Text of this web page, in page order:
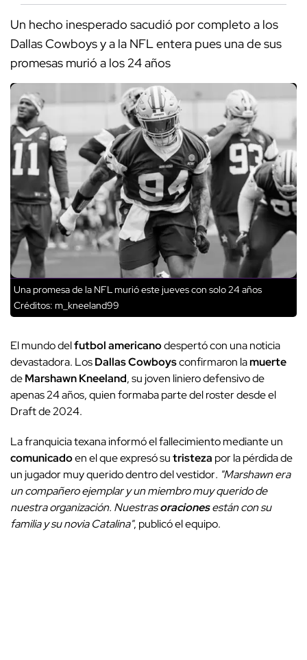
Un hecho inesperado sacudió por completo a los
Dallas Cowboys y a la NFL entera pues una de sus
promesas murió a los 24 años
Una promesa de la NFL murió este jueves con solo 24 años
Créditos: m_kneeland99
El mundo delfutbol americanodespertó con una noticia
devastadora. LosDallas Cowboysconfirmaron lamuerte
deMarshawn Kneeland, su joven liniero defensivo de
apenas 24 años, quien formaba parte del roster desde el
Draft de 2024.
La franquicia texana informó el fallecimiento mediante un
comunicadoen el que expresó sutristeza por la pérdida de
un jugador muy querido dentro del vestidor. "Marshawn era
un compañero ejemplar y un miembro muy querido de
nuestra organización. Nuestrasoracionesestán con su
familia y su novia Catalina", publicó el equipo.